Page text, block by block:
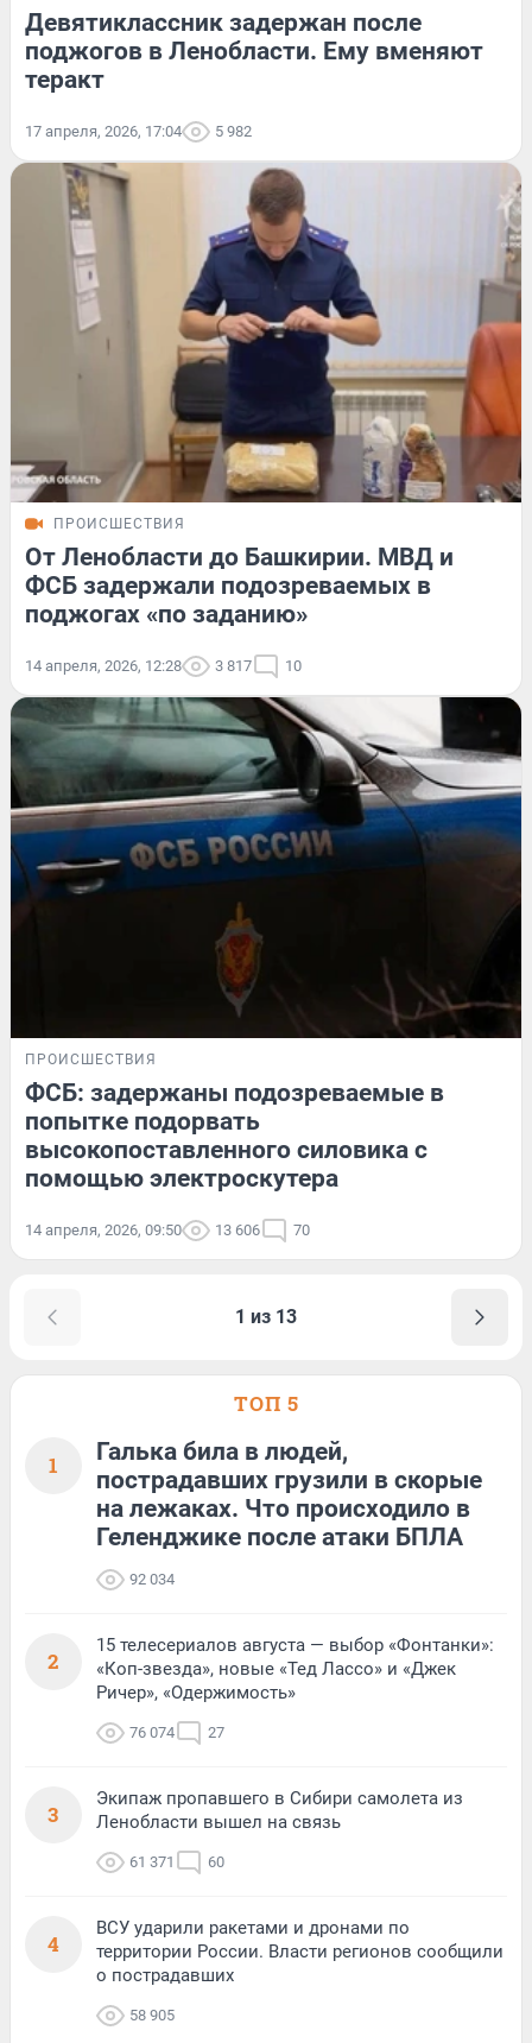
Девятиклассник задержан после
поджогов в Ленобласти. Ему вменяют
теракт
17 апреля, 2026, 17:04 5 982
ПРОИСШЕСТВИЯ
От Ленобласти до Башкирии. МВД и
ФСБ задержали подозреваемых в
поджогах «по заданию»
14 апреля, 2026, 12:28 3 817 10
ПРОИСШЕСТВИЯ
ФСБ: задержаны подозреваемые в
попытке подорвать
высокопоставленного силовика с
помощью электроскутера
14 апреля, 2026, 09:50 13 606 70
1 из 13
ТОП 5
1
Галька била в людей,
пострадавших грузили в скорые
на лежаках. Что происходило в
Геленджике после атаки БПЛА
92 034
2
15 телесериалов августа — выбор «Фонтанки»:
«Коп-звезда», новые «Тед Лассо» и «Джек
Ричер», «Одержимость»
76 074 27
3
Экипаж пропавшего в Сибири самолета из
Ленобласти вышел на связь
61 371 60
4
ВСУ ударили ракетами и дронами по
территории России. Власти регионов сообщили
о пострадавших
58 905